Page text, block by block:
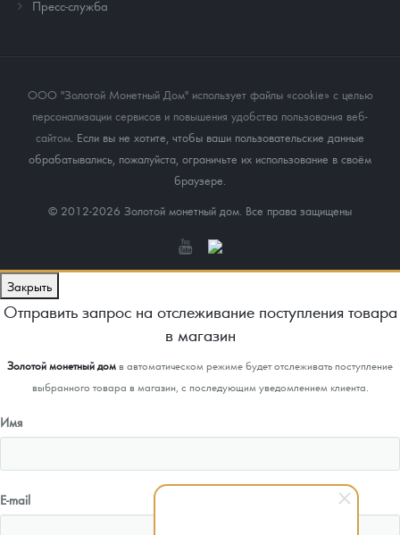
Пресс-служба
ООО "Золотой Монетный Дом" использует файлы «cookie» с целью
персонализации сервисов и повышения удобства пользования веб-
сайтом. Если вы не хотите, чтобы ваши пользовательские данные
обрабатывались, пожалуйста, ограничьте их использование в своём
браузере.
© 2012-2026 Золотой монетный дом. Все права защищены
Закрыть
Отправить запрос на отслеживание поступления товара
в магазин
Золотой монетный домв автоматическом режиме будет отслеживать поступление
выбранного товара в магазин, с последующим уведомлением клиента.
Имя
E-mail